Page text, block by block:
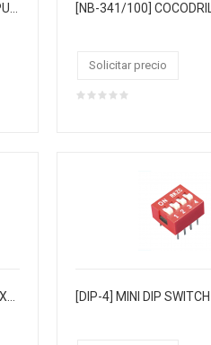
[NB-344/100] COCODRILO C/CAPUCHA GRANDE R/N 4.4CM
Solicitar precio
[DIP-2] MINI DIP SWITCH 2 PIN. 64XTIRA